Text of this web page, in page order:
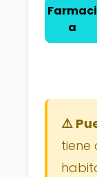
Farmaci
a
⚠️
tiene